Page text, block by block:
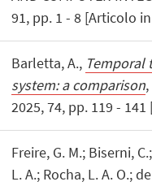
91, pp. 1 - 8 [Articolo
Barletta, A., Temporal
system: a comparison
2025, 74, pp. 119 -
Freire, G. M.; Biserni,
L. A.; Rocha, L. A. O.;